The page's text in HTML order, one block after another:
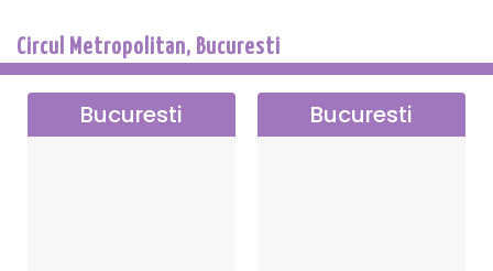
Circul Metropolitan, Bucuresti
Bucuresti Bucuresti